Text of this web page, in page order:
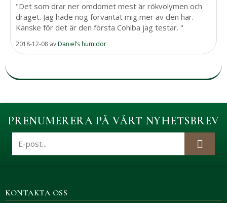
"Det som drar ner omdömet mest är rökvolymen och
draget. Jag hade nog förväntat mig mer av den här.
Kanske för det är den första Cohiba jag testar. "
2018-12-08 avDaniel’s humidor
PRENUMERERA PÅ VÅRT NYHETSBREV
KONTAKTA OSS